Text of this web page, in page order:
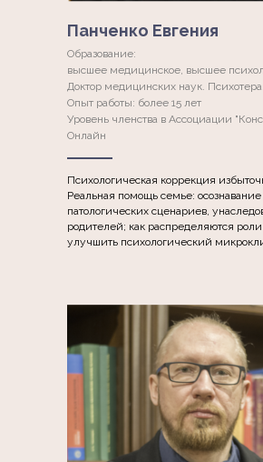
Панченко Евгения
Образование:
высшее медицинское, высшее
Доктор медицинских наук.
Опыт работы: более 15 лет
Уровень членства в Ассоциации
Онлайн
Психологическая коррекция
Реальная помощь семье: осознавание
патологических сценариев,
родителей; как распределяются
улучшить психологический